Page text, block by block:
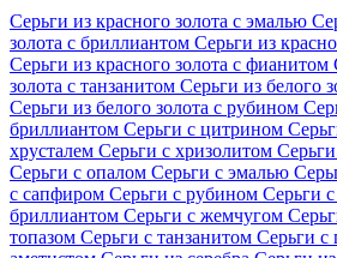
Серьги из красного золота с эмалью
золота с бриллиантом Серьги из
Серьги из красного золота с фианитом
золота с танзанитом Серьги из белого
Серьги из белого золота с рубином
бриллиантом Серьги с цитрином
хрусталем Серьги с хризолитом
Серьги с опалом Серьги с эмалью
с сапфиром Серьги с рубином Серьги
бриллиантом Серьги с жемчугом
топазом Серьги с танзанитом Серьги с